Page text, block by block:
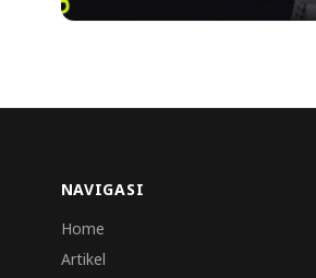
NAVIGASI
Home
Artikel